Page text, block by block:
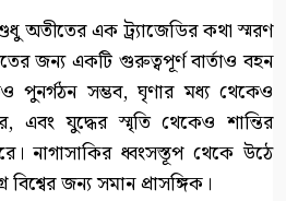
অতীতের এক ট্র্যাজেডির কথা স্মরণ
জন্য একটি গুরুত্বপূর্ণ বার্তাও বহন
পুনর্গঠন সম্ভব, ঘৃণার মধ্য থেকেও
এবং যুদ্ধের স্মৃতি থেকেও শান্তির
নাগাসাকির ধ্বংসস্তূপ থেকে উঠে
জন্য সমান প্রাসঙ্গিক।